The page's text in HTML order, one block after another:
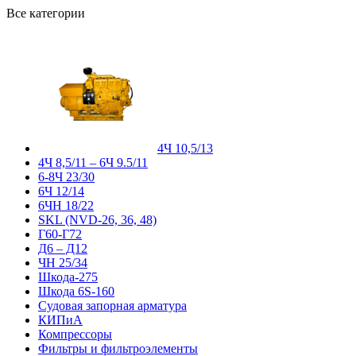
Все категории
4Ч 10,5/13
4Ч 8,5/11 – 6Ч 9.5/11
6-8Ч 23/30
6Ч 12/14
6ЧН 18/22
SKL (NVD-26, 36, 48)
Г60-Г72
Д6 – Д12
ЧН 25/34
Шкода-275
Шкода 6S-160
Судовая запорная арматура
КИПиА
Компрессоры
Фильтры и фильтроэлементы